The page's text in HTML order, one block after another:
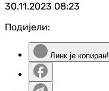
30.11.2023 08:23
Подијели:
Линк је копиран!